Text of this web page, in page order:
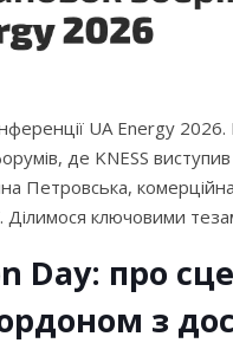
UA Energy
де KNESS
Петровська,
Ділимося ключовими
Day: про
з